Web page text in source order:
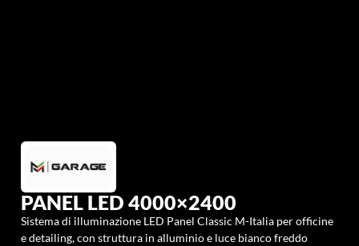
PANEL LED 4000×2400
Sistema di illuminazione LED Panel Classic M-Italia per officine
e detailing, con struttura in alluminio e luce bianco freddo